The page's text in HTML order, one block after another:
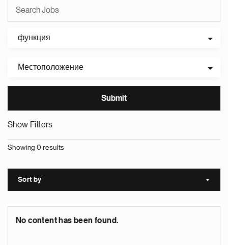
функция
Местоположение
Show Filters
Showing 0 results
Sort by Sort
No content has been found.